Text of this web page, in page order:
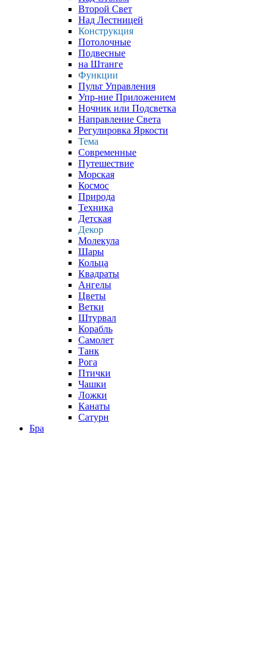
Второй Свет
Над Лестницей
Конструкция
Потолочные
Подвесные
на Штанге
Функции
Пульт Управления
Упр-ние Приложением
Ночник или Подсветка
Направление Света
Регулировка Яркости
Тема
Современные
Путешествие
Морская
Космос
Природа
Техника
Детская
Декор
Молекула
Шары
Кольца
Квадраты
Ангелы
Цветы
Ветки
Штурвал
Корабль
Самолет
Танк
Рога
Птички
Чашки
Ложки
Канаты
Сатурн
Бра